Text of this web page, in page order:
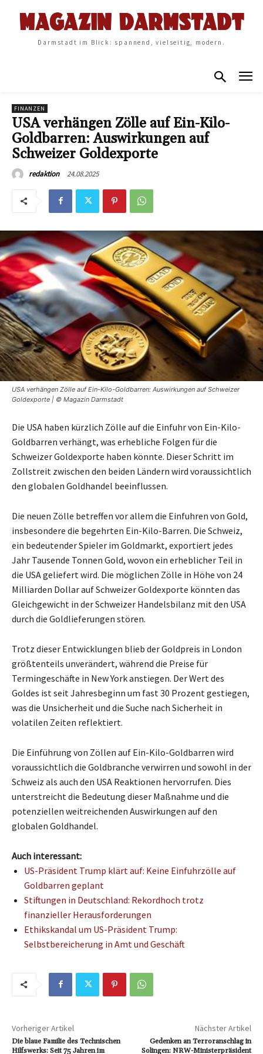
Darmstadt im Blick: spannend, vielseitig, modern.
FINANZEN
USA verhängen Zölle auf Ein-Kilo-
Goldbarren: Auswirkungen auf
Schweizer Goldexporte
redaktion 24.08.2025
USA verhängen Zölle auf Ein-Kilo-Goldbarren: Auswirkungen auf Schweizer
Goldexporte | © Magazin Darmstadt
Die USA haben kürzlich Zölle auf die Einfuhr von Ein-Kilo-
Goldbarren verhängt, was erhebliche Folgen für die
Schweizer Goldexporte haben könnte. Dieser Schritt im
Zollstreit zwischen den beiden Ländern wird voraussichtlich
den globalen Goldhandel beeinflussen.
Die neuen Zölle betreffen vor allem die Einfuhren von Gold,
insbesondere die begehrten Ein-Kilo-Barren. Die Schweiz,
ein bedeutender Spieler im Goldmarkt, exportiert jedes
Jahr Tausende Tonnen Gold, wovon ein erheblicher Teil in
die USA geliefert wird. Die möglichen Zölle in Höhe von 24
Milliarden Dollar auf Schweizer Goldexporte könnten das
Gleichgewicht in der Schweizer Handelsbilanz mit den USA
durch die Goldlieferungen stören.
Trotz dieser Entwicklungen blieb der Goldpreis in London
größtenteils unverändert, während die Preise für
Termingeschäfte in New York anstiegen. Der Wert des
Goldes ist seit Jahresbeginn um fast 30 Prozent gestiegen,
was die Unsicherheit und die Suche nach Sicherheit in
volatilen Zeiten reflektiert.
Die Einführung von Zöllen auf Ein-Kilo-Goldbarren wird
voraussichtlich die Goldbranche verwirren und sowohl in der
Schweiz als auch den USA Reaktionen hervorrufen. Dies
unterstreicht die Bedeutung dieser Maßnahme und die
potenziellen weitreichenden Auswirkungen auf den
globalen Goldhandel.
Auch interessant:
US-Präsident Trump klärt auf: Keine Einfuhrzölle auf
Goldbarren geplant
Stiftungen in Deutschland: Rekordhoch trotz
finanzieller Herausforderungen
Ethikskandal um US-Präsident Trump:
Selbstbereicherung in Amt und Geschäft
Vorheriger Artikel
Die blaue Familie des Technischen
Hilfswerks: Seit 75 Jahren im
Nächster Artikel
Gedenken an Terroranschlag in
Solingen: NRW-Ministerpräsident